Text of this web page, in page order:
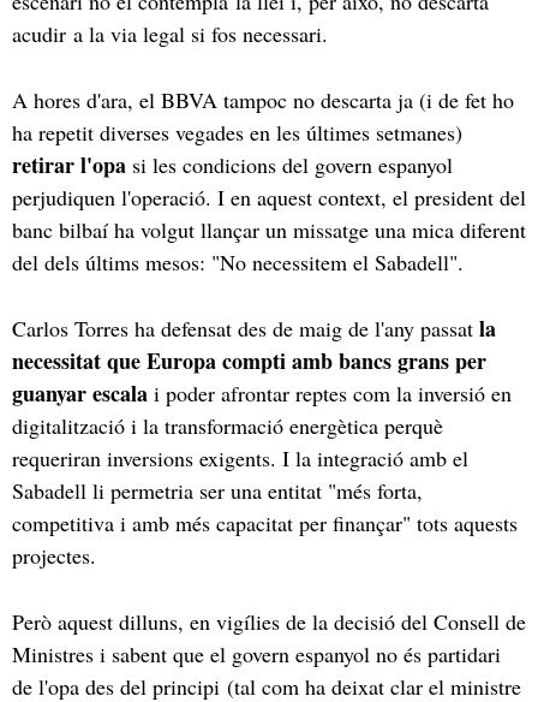
acudir a la via legal si fos necessari.
A hores d'ara, el BBVA tampoc no descarta ja (i de fet ho
ha repetit diverses vegades en les últimes setmanes)
retirar l'opa si les condicions del govern espanyol
perjudiquen l'operació. I en aquest context, el president del
banc bilbaí ha volgut llançar un missatge una mica diferent
del dels últims mesos: "No necessitem el Sabadell".
Carlos Torres ha defensat des de maig de l'any passat la
necessitat que Europa compti amb bancs grans per
guanyar escala i poder afrontar reptes com la inversió en
digitalització i la transformació energètica perquè
requeriran inversions exigents. I la integració amb el
Sabadell li permetria ser una entitat "més forta,
competitiva i amb més capacitat per finançar" tots aquests
projectes.
Però aquest dilluns, en vigílies de la decisió del Consell de
Ministres i sabent que el govern espanyol no és partidari
de l'opa des del principi (tal com ha deixat clar el ministre